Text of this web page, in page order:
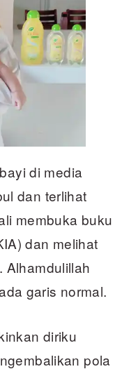
di media
dan terlihat
membuka buku
dan melihat
Alhamdulillah
garis normal.
diriku
pola